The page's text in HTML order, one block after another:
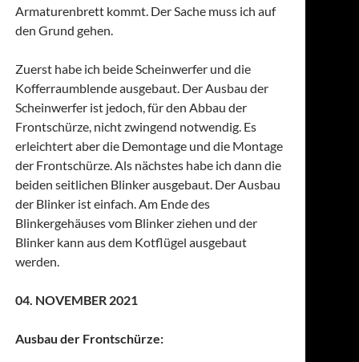
Armaturenbrett kommt. Der Sache muss ich auf
den Grund gehen.
Zuerst habe ich beide Scheinwerfer und die
Kofferraumblende ausgebaut. Der Ausbau der
Scheinwerfer ist jedoch, für den Abbau der
Frontschürze, nicht zwingend notwendig. Es
erleichtert aber die Demontage und die Montage
der Frontschürze. Als nächstes habe ich dann die
beiden seitlichen Blinker ausgebaut. Der Ausbau
der Blinker ist einfach. Am Ende des
Blinkergehäuses vom Blinker ziehen und der
Blinker kann aus dem Kotflügel ausgebaut
werden.
04. NOVEMBER 2021
Ausbau der Frontschürze: